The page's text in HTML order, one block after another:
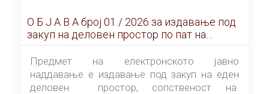
О Б Ј А В А брoj 01 / 2026 за издавање под
закуп на деловен простор по пат на
ЕЛЕКТРОНСКО ЈАВНО НАДДАВАЊЕ
Предмет на електронското јавно
наддавање е издавање под закуп на еден
деловен простор, сопственост на